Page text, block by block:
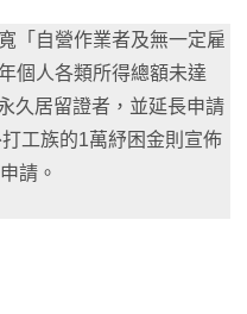
「自營作業者及無一定雇
個人各類所得總額未達
久居留證者，並延長申請
工族的1萬紓困金則宣佈
請。